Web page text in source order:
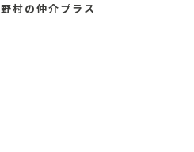
野村の仲介プラス